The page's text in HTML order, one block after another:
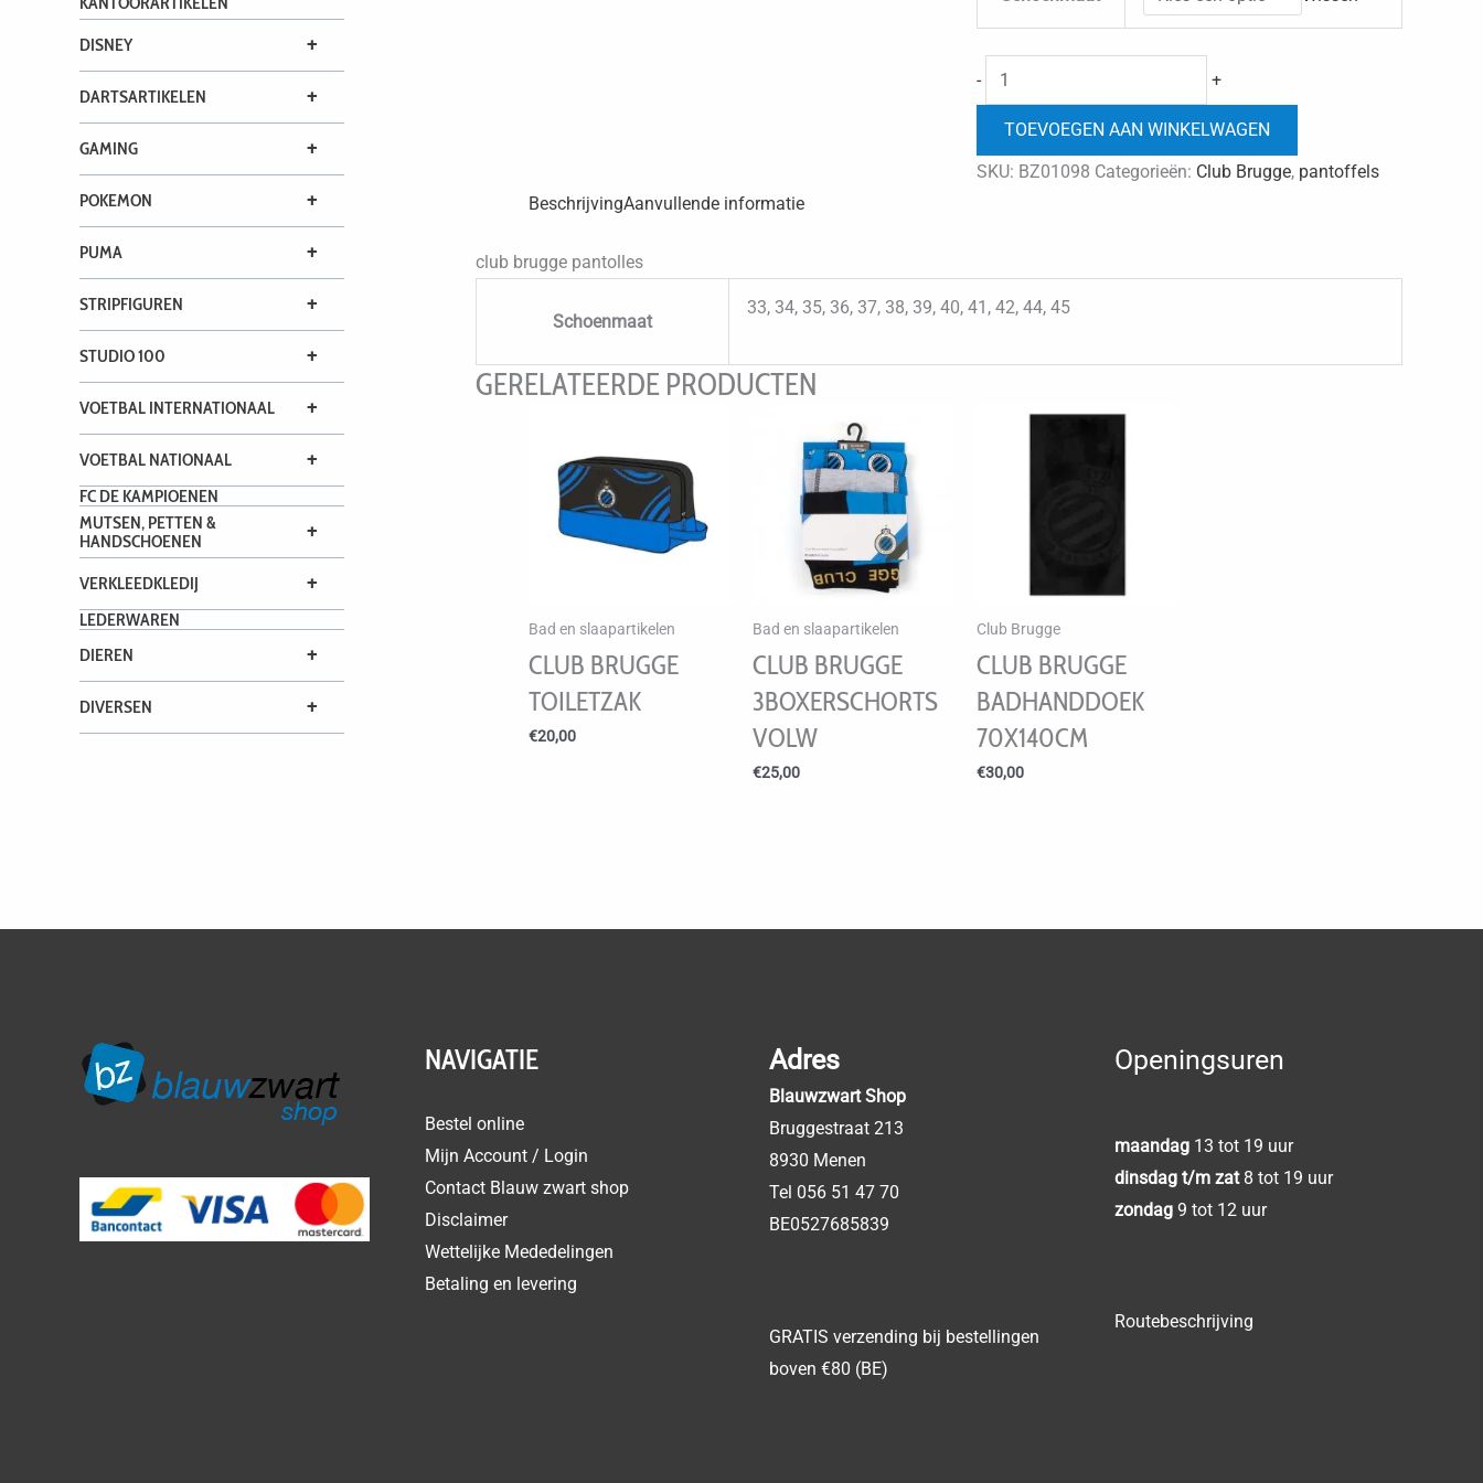
DISNEY +
DARTSARTIKELEN +
GAMING +
POKEMON +
PUMA +
STRIPFIGUREN +
STUDIO 100 +
VOETBAL INTERNATIONAAL +
VOETBAL NATIONAAL
+
FC DE KAMPIOENEN
MUTSEN, PETTEN &
HANDSCHOENEN
+
VERKLEEDKLEDIJ
+
LEDERWAREN
DIEREN
+
DIVERSEN +
-
Club
Brugge
pantolles
aantal
+
TOEVOEGEN AAN WINKELWAGEN
SKU: BZ01098 Categorieën: Club Brugge, pantoffels
BeschrijvingAanvullende informatie
club brugge pantolles
Schoenmaat
33, 34, 35, 36, 37, 38, 39, 40, 41, 42, 44, 45
GERELATEERDE PRODUCTEN
Bad en slaapartikelen
CLUB BRUGGE
TOILETZAK
€20,00
Bad en slaapartikelen
CLUB BRUGGE
3BOXERSCHORTS
VOLW
€25,00
Club Brugge
CLUB BRUGGE
BADHANDDOEK
70X140CM
€30,00
NAVIGATIE
Bestel online
Mijn Account / Login
Contact Blauw zwart shop
Disclaimer
Wettelijke Mededelingen
Betaling en levering
Adres
Blauwzwart Shop
Bruggestraat 213
8930 Menen
Tel 056 51 47 70
BE0527685839
GRATIS verzending bij bestellingen
boven €80 (BE)
Openingsuren
maandag 13 tot 19 uur
dinsdag t/m zat 8 tot 19 uur
zondag 9 tot 12 uur
Routebeschrijving